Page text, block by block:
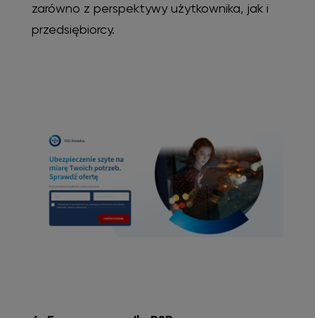
zarówno z perspektywy użytkownika, jak i
przedsiębiorcy.